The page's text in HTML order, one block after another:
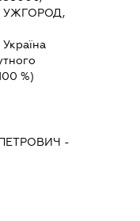
УЖГОРОД,
Україна
%)
-